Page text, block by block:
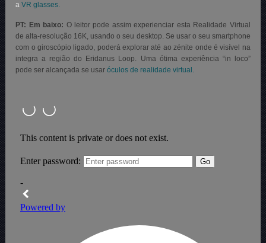
aVR glasses.
PT: Em baixo: O leitor pode assim experienciar esta Realidade Virtual
de alta-resolução 16K, usando o seu desktop. Se usar o seu smartphone
com o giroscópio ligado, poderá explorar até ao zénite onde é visível na
integra a região do Eridanus Loop. Uma ótima experiência “in loco”
pode ser alcançada se usaróculos de realidade virtual.